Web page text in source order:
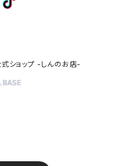
ショップ -しんのお店-